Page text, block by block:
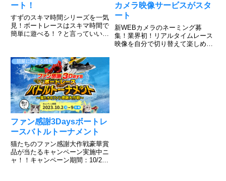
ート！
すずのスキマ時間シリーズを一気
見！ボートレースはスキマ時間で
簡単に遊べる！？と言っていいの
画をご覧下さい。簡単に登録でき
て、好きな色を選んで勝負できる
のがボートレース！だが、そん
な...
カメラ映像サービスがスタ
ート
新WEBカメラのネーミング募
集！業界初！リアルタイムレース
映像を自分で切り替えて楽しめ
競艇に関する情報
ファン感謝3Daysボートレ
ースバトルトーナメント
猫たちのファン感謝大作戦豪華賞
品が当たるキャンペーン実施中ニ
ャ！！キャンペーン期間：10/2～